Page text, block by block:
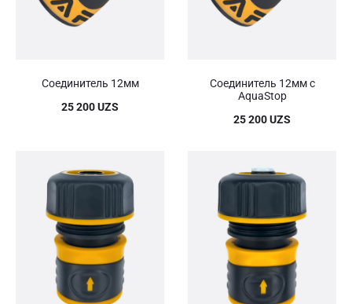
Соединитель 12мм
25 200UZS
Соединитель 12мм с
AquaStop
25 200UZS